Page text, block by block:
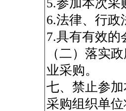
5.参加本次
6.法律、行
7.具有有效
（二）落实
业采购。
七、禁止参
采购组织单位